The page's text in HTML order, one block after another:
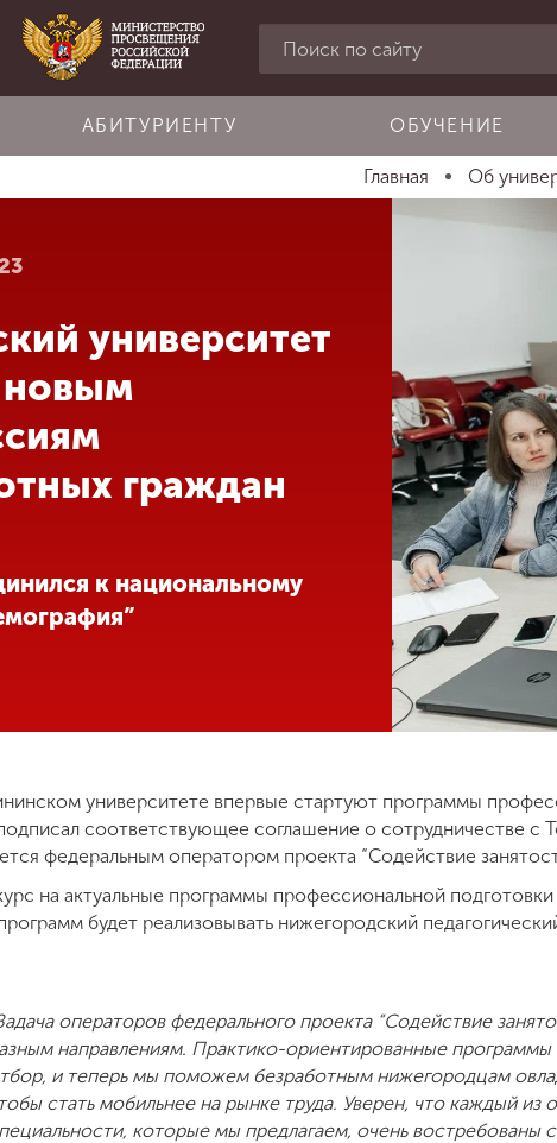
АБИТУРИЕНТУ ОБУЧЕНИЕ
Главная Об
университет
новым
граждан
к национальному
университете впервые стартуют программы
соответствующее соглашение о сотрудничестве
федеральным оператором проекта “Содействие
на актуальные программы профессиональной
будет реализовывать нижегородский
операторов федерального проекта “Содействие
направлениям. Практико-ориентированные
и теперь мы поможем безработным нижегородцам
стать мобильнее на рынке труда. Уверен, что каждый
которые мы предлагаем, очень востребованы